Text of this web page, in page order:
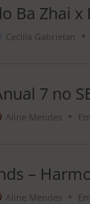
Ba Zhai
Cecilia Gabrielan
7 no
Aline Mendes
–
Aline Mendes